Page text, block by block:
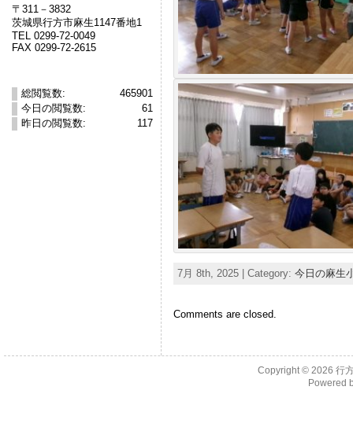
〒311－3832
茨城県行方市麻生1147番地1
TEL 0299-72-0049
FAX 0299-72-2615
465901
総閲覧数:
61
今日の閲覧数:
117
昨日の閲覧数:
7月 8th, 2025 | Category: 今日の麻生
Comments are closed.
Copyright © 2026行
Powered